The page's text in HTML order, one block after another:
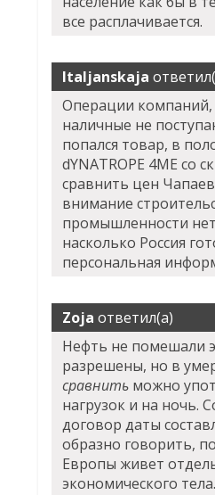
все расплачивается.
Italjanskaja
Операции компаний,
наличные не
попался товар, в
dYNATROPE 4ME со
сравнить цен
внимание
промышленности
насколько Россия
персональная
Zoja ответил(а)
Нефть не помешали
разрешены, но в
сравнить можно
нагрузок и на ночь.
договор даты
образно говорить,
Европы живет
экономического